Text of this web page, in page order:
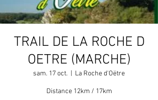
TRAIL DE LA ROCHE D
OETRE (MARCHE)
sam. 17 oct. La Roche d'Oëtre
Distance 12km / 17km